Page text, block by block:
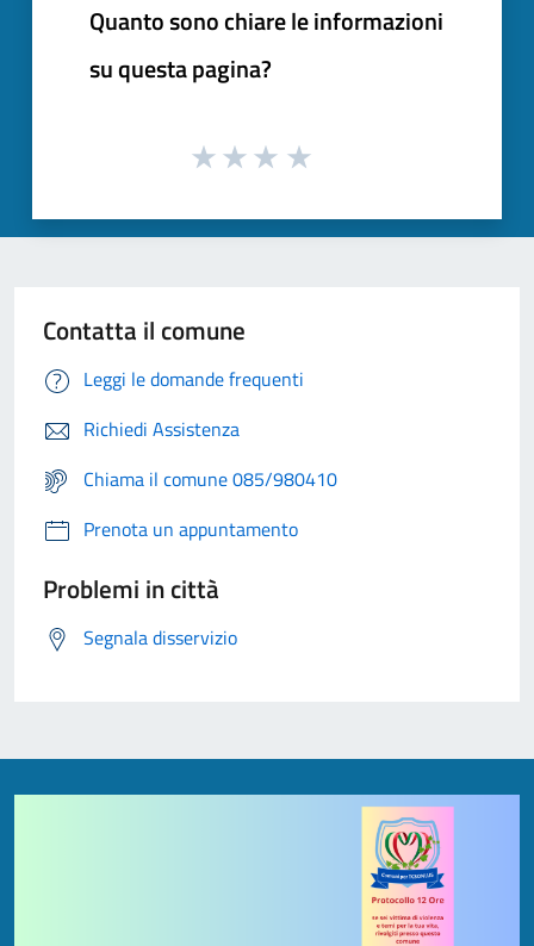
Quanto sono chiare le informazioni
su questa pagina?
Contatta il comune
Leggi le domande frequenti
Richiedi Assistenza
Chiama il comune 085/980410
Prenota un appuntamento
Problemi in città
Segnala disservizio